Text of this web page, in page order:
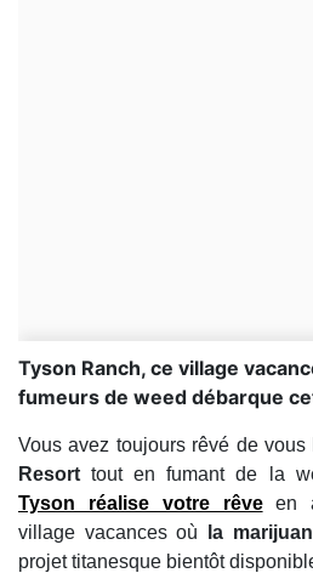
Tyson Ranch, ce village
fumeurs de weed débarque
Vous avez toujours rêvé de
Resorttout en fumant de la
Tyson réalise votre rêveen
village vacances où la
projet titanesque bientôt